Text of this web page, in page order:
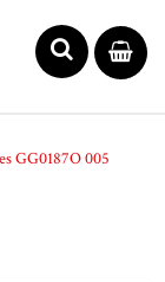
GG0187O 005